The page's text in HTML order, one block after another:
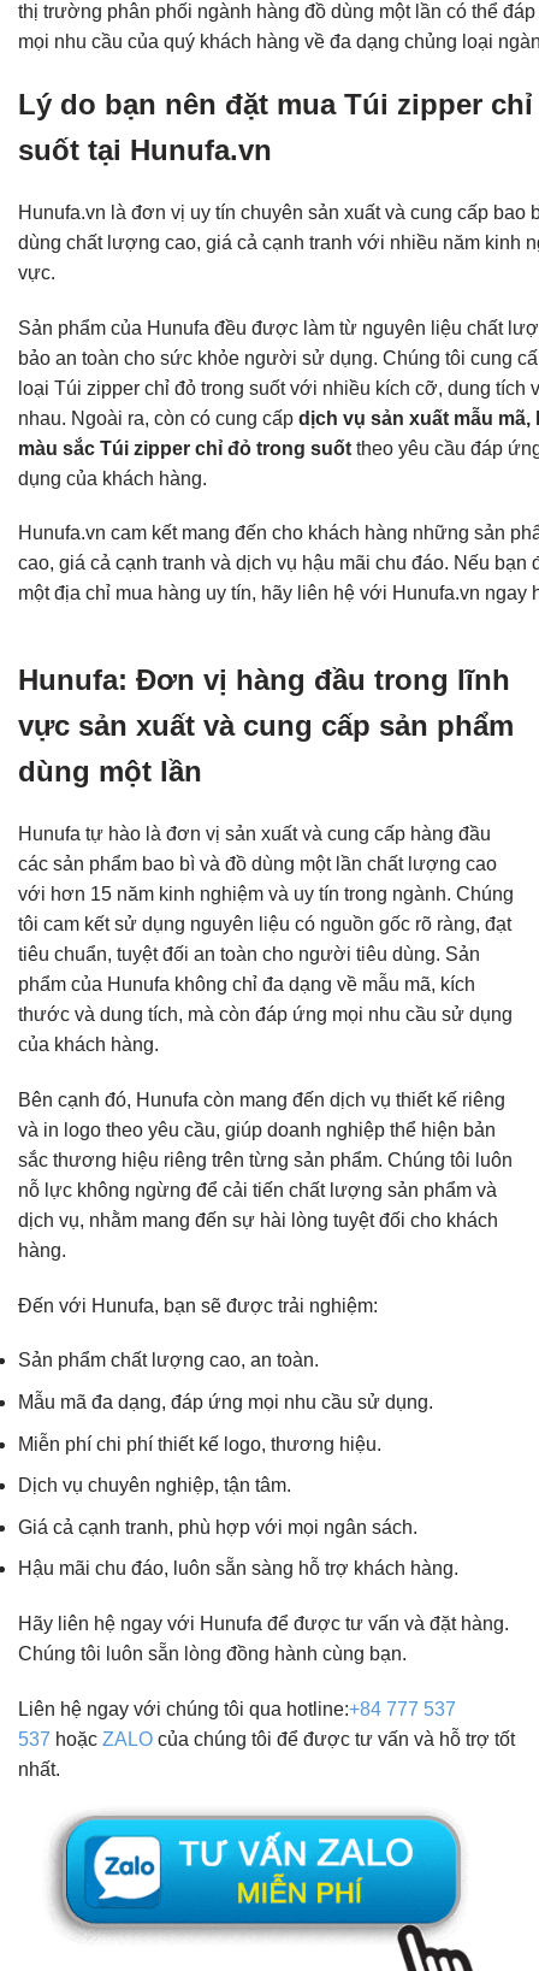
thị trường phân phối ngành hàng đồ dùng một lần có thể
mọi nhu cầu của quý khách hàng về đa dạng chủng loại
Lý do bạn nên đặt mua Túi zipper
suốt tại Hunufa.vn
Hunufa.vn là đơn vị uy tín chuyên sản xuất và cung cấp bao
dùng chất lượng cao, giá cả cạnh tranh với nhiều năm kinh
vực.
Sản phẩm của Hunufa đều được làm từ nguyên liệu chất
bảo an toàn cho sức khỏe người sử dụng. Chúng tôi cung
loại Túi zipper chỉ đỏ trong suốt với nhiều kích cỡ, dung tích
nhau. Ngoài ra, còn có cung cấp dịch vụ sản xuất mẫu
màu sắc Túi zipper chỉ đỏ trong suốt theo yêu cầu đáp
dụng của khách hàng.
Hunufa.vn cam kết mang đến cho khách hàng những sản
cao, giá cả cạnh tranh và dịch vụ hậu mãi chu đáo. Nếu bạn
một địa chỉ mua hàng uy tín, hãy liên hệ với Hunufa.vn ngay
Hunufa: Đơn vị hàng đầu trong lĩnh
vực sản xuất và cung cấp sản phẩm
dùng một lần
Hunufa tự hào là đơn vị sản xuất và cung cấp hàng đầu
các sản phẩm bao bì và đồ dùng một lần chất lượng cao
với hơn 15 năm kinh nghiệm và uy tín trong ngành. Chúng
tôi cam kết sử dụng nguyên liệu có nguồn gốc rõ ràng, đạt
tiêu chuẩn, tuyệt đối an toàn cho người tiêu dùng. Sản
phẩm của Hunufa không chỉ đa dạng về mẫu mã, kích
thước và dung tích, mà còn đáp ứng mọi nhu cầu sử dụng
của khách hàng.
Bên cạnh đó, Hunufa còn mang đến dịch vụ thiết kế riêng
và in logo theo yêu cầu, giúp doanh nghiệp thể hiện bản
sắc thương hiệu riêng trên từng sản phẩm. Chúng tôi luôn
nỗ lực không ngừng để cải tiến chất lượng sản phẩm và
dịch vụ, nhằm mang đến sự hài lòng tuyệt đối cho khách
hàng.
Đến với Hunufa, bạn sẽ được trải nghiệm:
Sản phẩm chất lượng cao, an toàn.
Mẫu mã đa dạng, đáp ứng mọi nhu cầu sử dụng.
Miễn phí chi phí thiết kế logo, thương hiệu.
Dịch vụ chuyên nghiệp, tận tâm.
Giá cả cạnh tranh, phù hợp với mọi ngân sách.
Hậu mãi chu đáo, luôn sẵn sàng hỗ trợ khách hàng.
Hãy liên hệ ngay với Hunufa để được tư vấn và đặt hàng.
Chúng tôi luôn sẵn lòng đồng hành cùng bạn.
Liên hệ ngay với chúng tôi qua hotline:+84 777 537
537 hoặc ZALO của chúng tôi để được tư vấn và hỗ trợ tốt
nhất.